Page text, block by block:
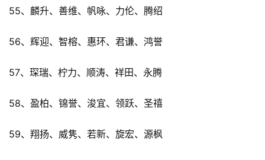
55、麟升、善维、帆咏、力伦、腾绍
56、辉迎、智榕、惠环、君谦、鸿誉
57、琛瑞、柠力、顺涛、祥田、永腾
58、盈柏、锦誉、浚宜、领跃、圣禧
59、翔扬、威隽、若新、旋宏、源枫